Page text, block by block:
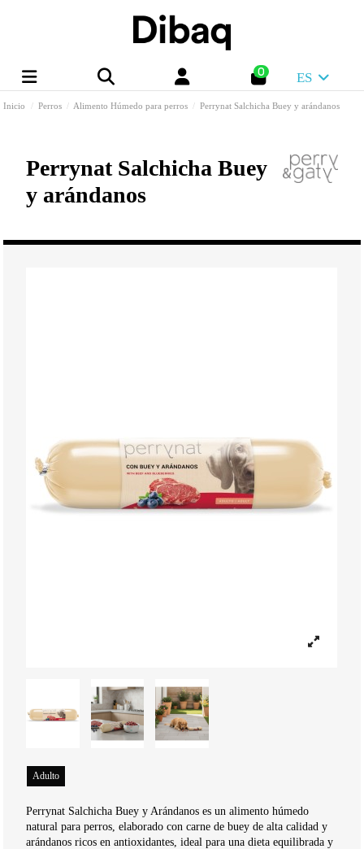
0 ES
Inicio Perros Alimento Húmedo para perros Perrynat Salchicha Buey y arándanos
Perrynat Salchicha Buey
y arándanos
Adulto
Perrynat Salchicha Buey y Arándanos es un alimento húmedo
natural para perros, elaborado con carne de buey de alta calidad y
arándanos ricos en antioxidantes, ideal para una dieta equilibrada y